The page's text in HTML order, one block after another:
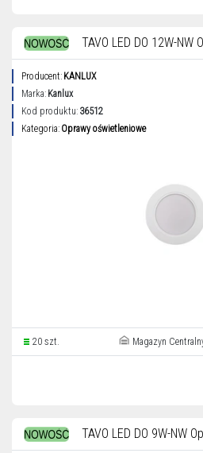
TAVO LED DO 12W-
Producent: KANLUX
Marka: Kanlux
Kod produktu: 36512
Kategoria: Oprawy oświetleniowe
20 szt. Magazyn
TAVO LED DO 9W-NW